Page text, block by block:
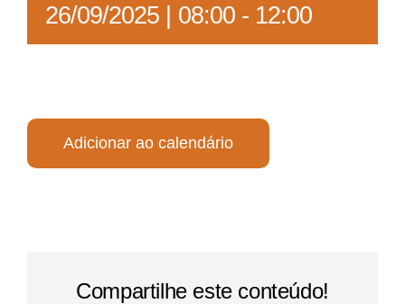
26/09/2025 | 08:00- 12:00
Adicionar ao calendário
Compartilhe este conteúdo!